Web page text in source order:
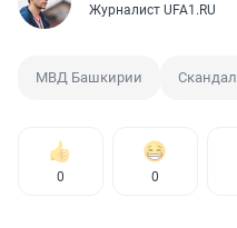
Журналист UFA1.RU
МВД Башкирии Скандал
0 0